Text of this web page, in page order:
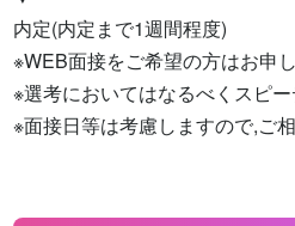
内定(内定まで1週間程度)
※WEB面接をご希望の方はお申し
※選考においてはなるべくスピー
※面接日等は考慮しますので,ご